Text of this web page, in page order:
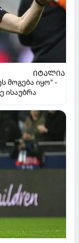
ᲘᲢᲐᲚᲘᲐ
მოგება იყო" -
ისაუბრა